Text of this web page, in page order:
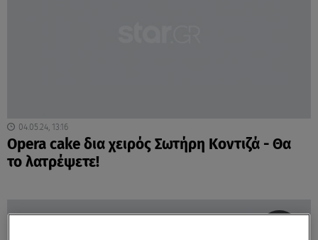
04.05.24, 13:16
Οpera cake δια χειρός Σωτήρη Κοντιζά - Θα
το λατρέψετε!